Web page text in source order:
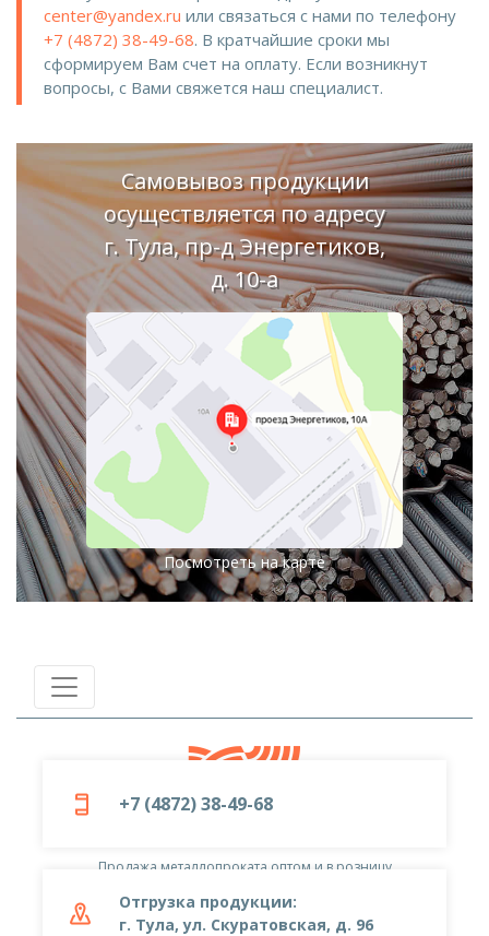
center@yandex.ru или связаться с нами по телефону
+7 (4872) 38-49-68. В кратчайшие сроки мы
сформируем Вам счет на оплату. Если возникнут
вопросы, с Вами свяжется наш специалист.
Самовывоз продукции
осуществляется по адресу
г. Тула, пр-д Энергетиков,
д. 10-а
Посмотреть на карте
+7 (4872) 38-49-68
Отгрузка продукции:
г. Тула, ул. Скуратовская, д. 96
Продажа металлопроката оптом и в розницу